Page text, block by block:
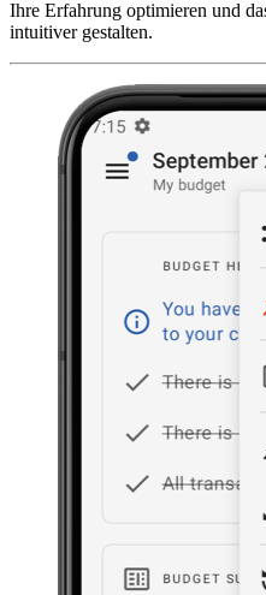
Ihre Erfahrung optimieren und
intuitiver gestalten.